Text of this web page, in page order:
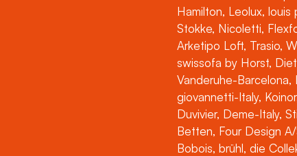
Hamilton, Leolux, louis
Stokke, Nicoletti,
Arketipo Loft, Trasio,
swissofa by Horst,
Vanderuhe-Barcelona,
giovannetti-Italy,
Duvivier, Deme-Italy,
Betten, Four Design
Bobois, brühl, die